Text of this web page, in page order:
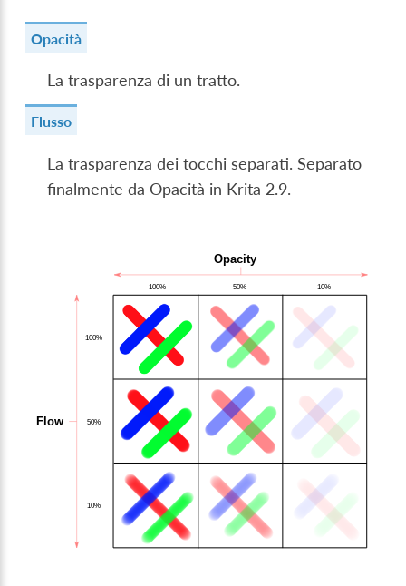
Opacità
La trasparenza di un tratto.
Flusso
La trasparenza dei tocchi separati. Separato
finalmente da Opacità in Krita 2.9.